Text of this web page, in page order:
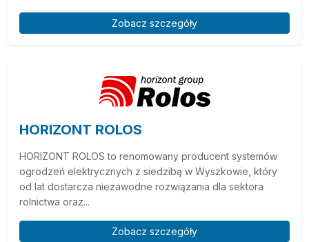
Zobacz szczegóły
HORIZONT ROLOS
HORIZONT ROLOS to renomowany producent systemów
ogrodzeń elektrycznych z siedzibą w Wyszkowie, który
od lat dostarcza niezawodne rozwiązania dla sektora
rolnictwa oraz...
Zobacz szczegóły